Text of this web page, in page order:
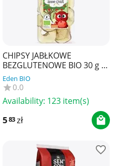
CHIPSY JABŁKOWE
BEZGLUTENOWE BIO 30 g -
BIOMINKI
Eden BIO
0.0
Availability: 123 item(s)
583zł